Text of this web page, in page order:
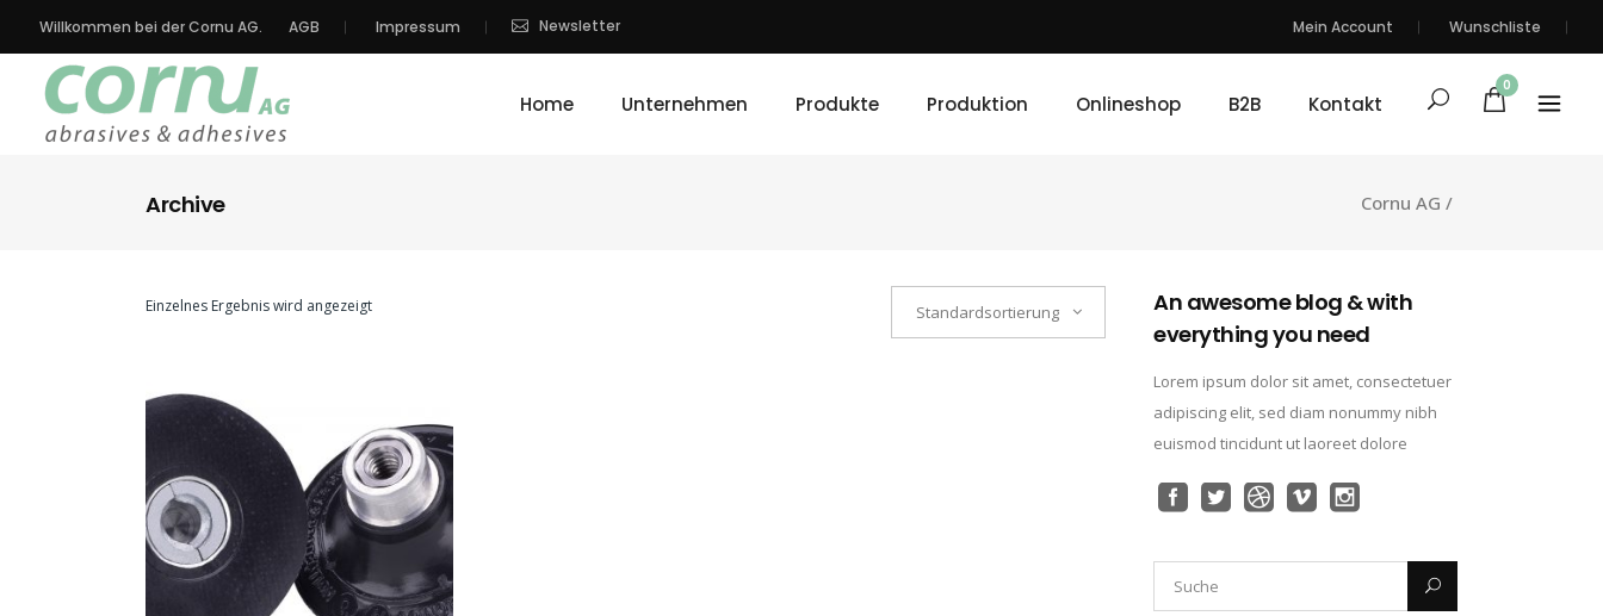
Willkommen bei der Cornu AG. AGB Impressum Newsletter Mein Account Wunschliste
Home Unternehmen Produkte Produktion Onlineshop B2B Kontakt
0
Archive Cornu AG /
Einzelnes Ergebnis wird angezeigt Standardsortierung
An awesome blog & with
everything you need
Lorem ipsum dolor sit amet, consectetuer
adipiscing elit, sed diam nonummy nibh
euismod tincidunt ut laoreet dolore